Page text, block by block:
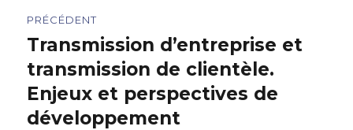
de
l’article
PRÉCÉDENT
Article
précédent :
Transmission d’entreprise et
transmission de clientèle.
Enjeux et perspectives de
développement